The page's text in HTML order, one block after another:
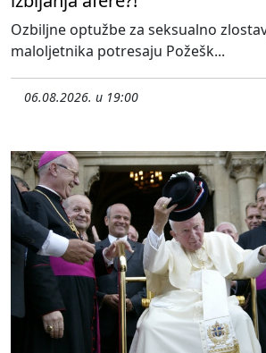
Ozbiljne optužbe za seksualno
maloljetnika potresaju Požešk...
06.08.2026. u 19:00